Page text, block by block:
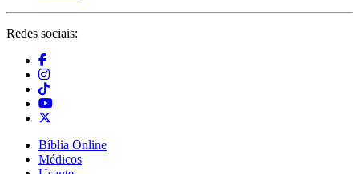
Redes sociais:
Bíblia Online
Médicos